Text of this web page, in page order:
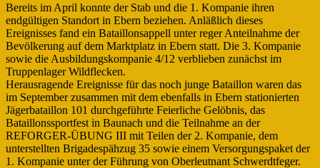
Bereits im April konnte der Stab und die 1. Kompanie ihren
endgültigen Standort in Ebern beziehen. Anläßlich dieses
Ereignisses fand ein Bataillonsappell unter reger Anteilnahme der
Bevölkerung auf dem Marktplatz in Ebern statt. Die 3. Kompanie
sowie die Ausbildungskompanie 4/12 verblieben zunächst im
Truppenlager Wildflecken.
Herausragende Ereignisse für das noch junge Bataillon waren das
im September zusammen mit dem ebenfalls in Ebern stationierten
Jägerbataillon 101 durchgeführte Feierliche Gelöbnis, das
Bataillonssportfest in Baunach und die Teilnahme an der
REFORGER-ÜBUNG III mit Teilen der 2. Kompanie, dem
unterstellten Brigadespähzug 35 sowie einem Versorgungspaket der
1. Kompanie unter der Führung von Oberleutnant Schwerdtfeger.